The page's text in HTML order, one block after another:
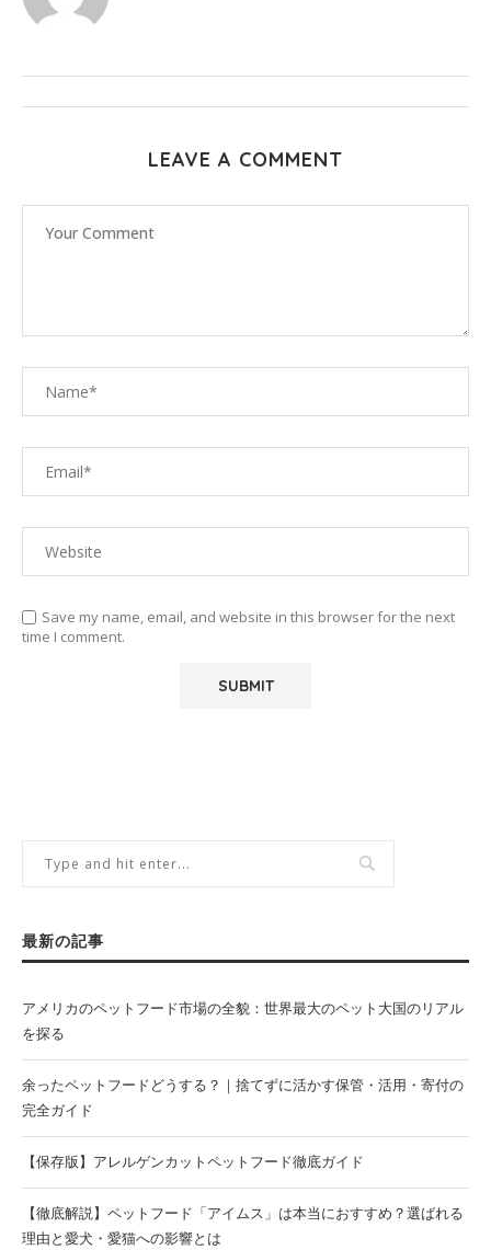
LEAVE A COMMENT
Save my name, email, and website in this browser for the next
time I comment.
最新の記事
アメリカのペットフード市場の全貌：世界最大のペット大国のリアル
を探る
余ったペットフードどうする？｜捨てずに活かす保管・活用・寄付の
完全ガイド
【保存版】アレルゲンカットペットフード徹底ガイド
【徹底解説】ペットフード「アイムス」は本当におすすめ？選ばれる
理由と愛犬・愛猫への影響とは